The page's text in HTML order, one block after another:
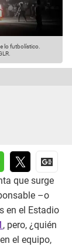
lo futbolístico.
que surge
–o
en el Estadio
, pero, ¿quién
el equipo,